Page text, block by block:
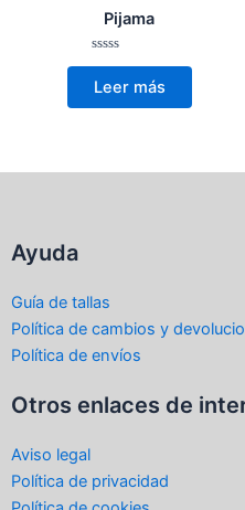
Pijama
Valorado
con
0
Leer más
Ayuda
Guía de tallas
Política de cambios y
Política de envíos
Otros enlaces de
Aviso legal
Política de privacidad